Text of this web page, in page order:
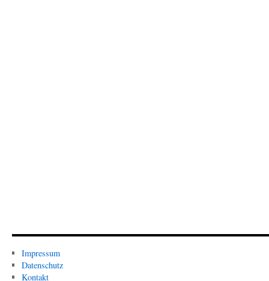
Impressum
Datenschutz
Kontakt